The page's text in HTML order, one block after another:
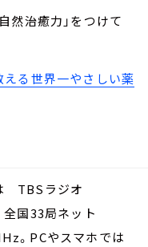
然治癒力」をつけて
える世界一やさしい薬
TBSラジオ
国33局ネット
。PCやスマホでは